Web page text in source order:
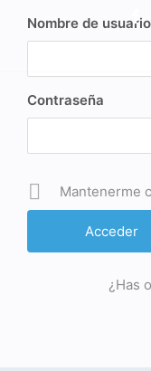
Nombre de usuario
Contraseña
Mantenerme
¿Has